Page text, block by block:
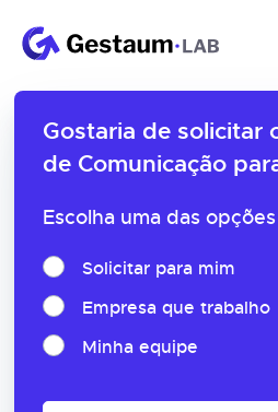
Gostaria de solicitar
de Comunicação
Escolha uma das opções
Solicitar para mim
Empresa que trabalho
Minha equipe